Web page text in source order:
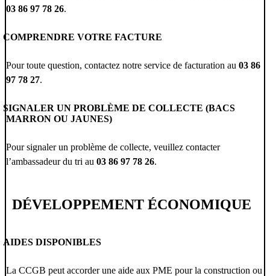
03 86 97 78 26.
COMPRENDRE VOTRE FACTURE
Pour toute question, contactez notre service de facturation au 03 86
97 78 27.
SIGNALER UN PROBLÈME DE COLLECTE (BACS
MARRON OU JAUNES)
Pour signaler un problème de collecte, veuillez contacter
l’ambassadeur du tri au 03 86 97 78 26.
DÉVELOPPEMENT ÉCONOMIQUE
AIDES DISPONIBLES
La CCGB peut accorder une aide aux PME pour la construction ou